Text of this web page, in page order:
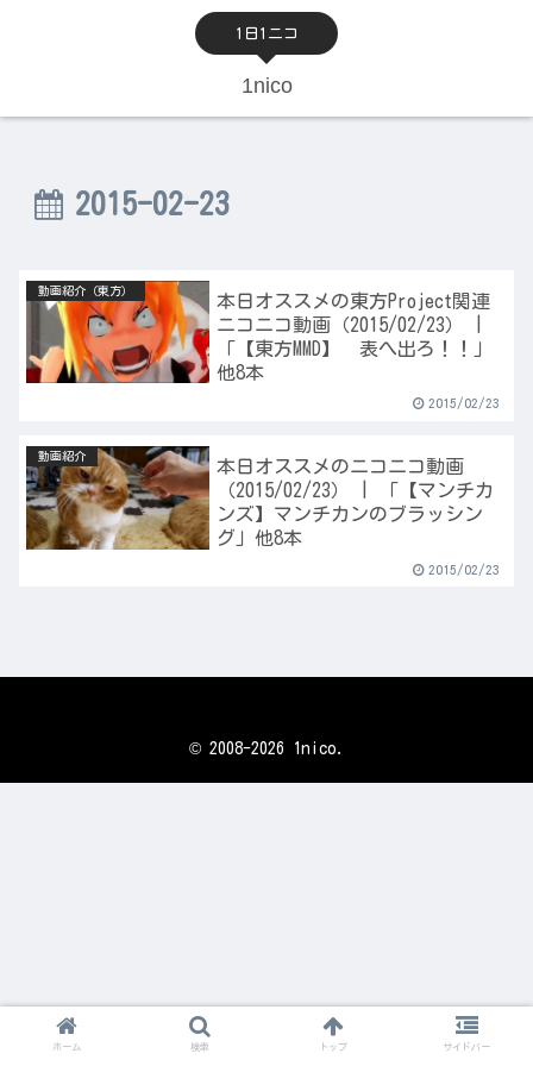
1日1ニコ
1nico
2015-02-23
動画紹介（東方）
本日オススメの東方Project関連
ニコニコ動画（2015/02/23） |
「【東方MMD】 表へ出ろ！！」
他8本
2015/02/23
動画紹介
本日オススメのニコニコ動画
（2015/02/23） | 「【マンチカ
ンズ】マンチカンのブラッシン
グ」他8本
2015/02/23
© 2008-2026 1nico.
ホーム 検索 トップ サイドバー